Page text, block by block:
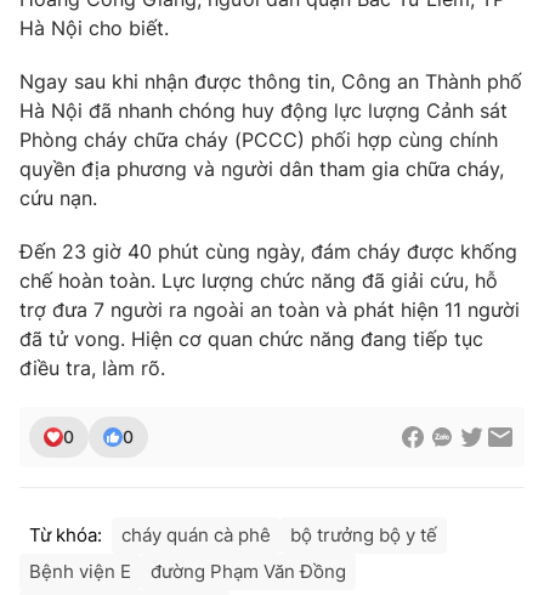
THỜI BÁO VTV
Cơ quan chủ quản:Đài Truyền hình Việt Nam
Cơ quan báo chí:Thời báo VTV
Giấy phép hoạt động báo in và báo điện tử số 483/GP-BTTTT
Tổng Biên tập:
Phó Tổng Biên tập:
Tổng đài VTV:
024.38 355 931 - 024.38 355 932
Hà Nội cho biết.
Ngay sau khi nhận được thông tin, Công an Thành phố
Hà Nội đã nhanh chóng huy động lực lượng Cảnh sát
Phòng cháy chữa cháy (PCCC) phối hợp cùng chính
quyền địa phương và người dân tham gia chữa cháy,
cứu nạn.
Đến 23 giờ 40 phút cùng ngày, đám cháy được khống
chế hoàn toàn. Lực lượng chức năng đã giải cứu, hỗ
trợ đưa 7 người ra ngoài an toàn và phát hiện 11 người
đã tử vong. Hiện cơ quan chức năng đang tiếp tục
điều tra, làm rõ.
0 0
Từ khóa: cháy quán cà phê
bộ trưởng bộ y tế
Bệnh viện E
đường Phạm Văn Đồng